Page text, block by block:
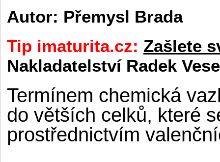
Autor: Přemysl Brada
Tip imaturita.cz: Zašlete
Nakladatelství Radek
Termínem chemická
do větších celků, které
prostřednictvím